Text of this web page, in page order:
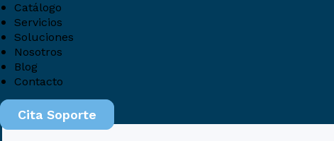
Catálogo
Servicios
Soluciones
Nosotros
Blog
Contacto
Cita Soporte